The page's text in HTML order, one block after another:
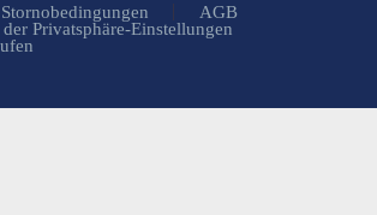
Stornobedingungen
AGB
Privatsphäre-Einstellungen